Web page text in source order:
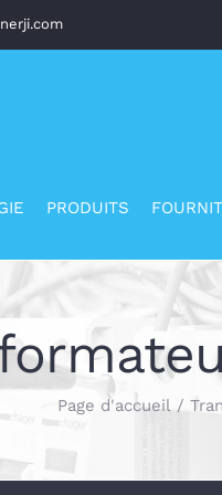
PRODUITS
Page d'accueil /